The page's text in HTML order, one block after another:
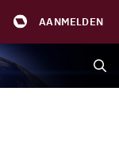
AANMELDEN